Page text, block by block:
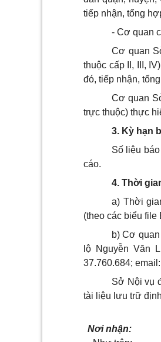
tiếp nhận, tổng
- Cơ quan
Cơ quan
thuộc cấp II, III,
đó, tiếp nhận,
Cơ quan
trực thuộc) thực
3. Kỳ hạn
Số liệu
cáo.
4. Thời
a) Thời
(theo các biểu file
b) Cơ
lộ Nguyễn Văn
37.760.684; email:
Sở Nội vụ
tài liệu lưu trữ
Nơi nhận: